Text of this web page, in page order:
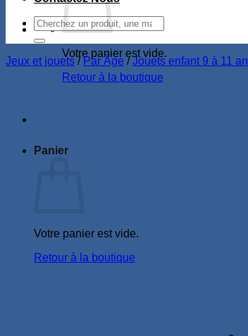
Votre panier est vide.
Retour à la boutique
Panier
Votre panier est vide.
Retour à la boutique
Recherche
pour :
Jeux et jouets / Par Âge / Jouets enfant 9 à 11